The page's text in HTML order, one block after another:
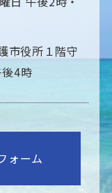
市役所１階守
4時
ォーム